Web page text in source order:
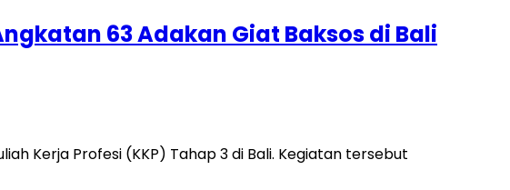
63 Adakan Giat Baksos di Bali
Kerja Profesi (KKP) Tahap 3 di Bali. Kegiatan tersebut